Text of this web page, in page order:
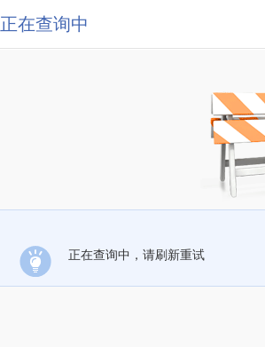
正在查询中
正在查询中，请刷新重试